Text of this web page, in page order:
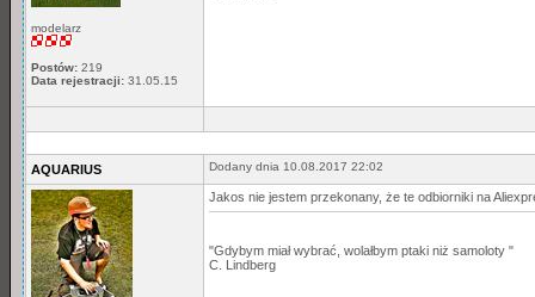
modelarz
Postów: 219
Data rejestracji: 31.05.15
AQUARIUS Dodany dnia 10.08.2017 22:02
Jakos nie jestem przekonany, że te odbiorniki na
"Gdybym miał wybrać, wolałbym ptaki niż samoloty "
C. Lindberg